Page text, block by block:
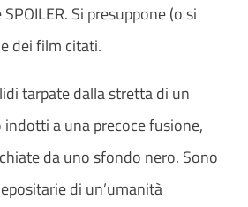
Si presuppone (o si
dei film citati.
tarpate dalla stretta di un
indotti a una precoce fusione,
da uno sfondo nero. Sono
di un’umanità